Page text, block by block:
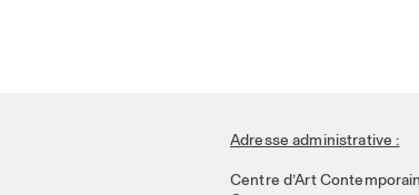
Adresse administrative :
Centre d’Art Contemporain